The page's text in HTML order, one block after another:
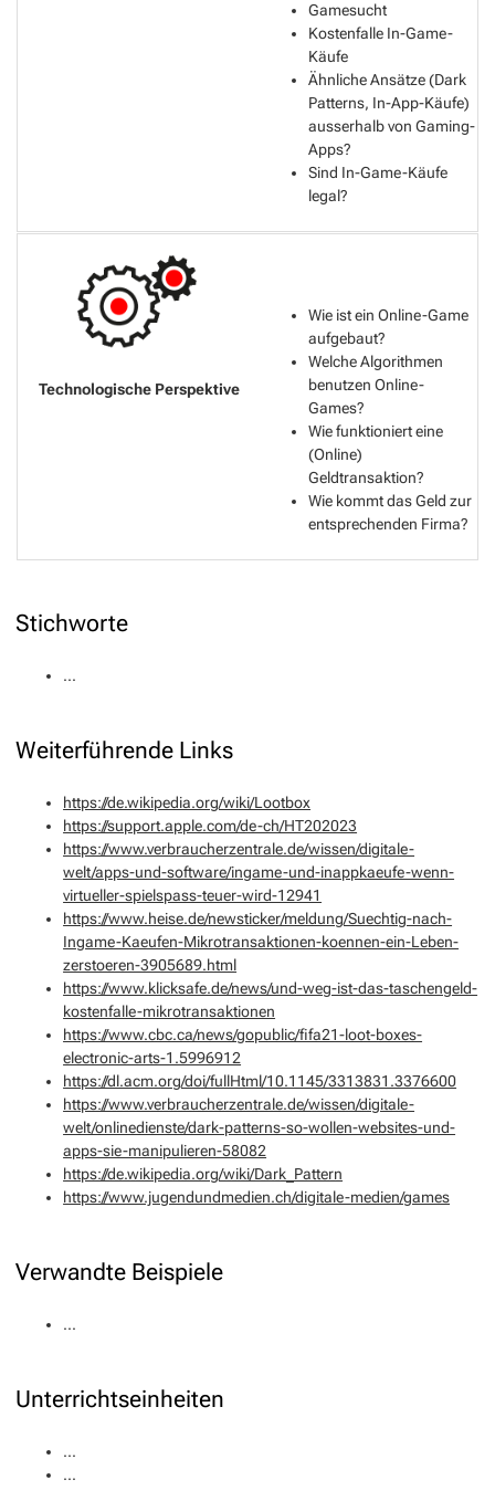
Gamesucht
Kostenfalle In-Game-
Käufe
Ähnliche Ansätze (Dark
Patterns, In-App-Käufe)
ausserhalb von Gaming-
Apps?
Sind In-Game-Käufe
legal?
Wie ist ein Online-Game
aufgebaut?
Welche Algorithmen
benutzen Online-
Games?
Wie funktioniert eine
(Online)
Geldtransaktion?
Wie kommt das Geld zur
entsprechenden Firma?
Stichworte
...
Weiterführende Links
https://de.wikipedia.org/wiki/Lootbox
https://support.apple.com/de-ch/HT202023
https://www.verbraucherzentrale.de/wissen/digitale-
welt/apps-und-software/ingame-und-inappkaeufe-wenn-
virtueller-spielspass-teuer-wird-12941
https://www.heise.de/newsticker/meldung/Suechtig-nach-
Ingame-Kaeufen-Mikrotransaktionen-koennen-ein-Leben-
zerstoeren-3905689.html
https://www.klicksafe.de/news/und-weg-ist-das-taschengeld-
kostenfalle-mikrotransaktionen
https://www.cbc.ca/news/gopublic/fifa21-loot-boxes-
electronic-arts-1.5996912
https://dl.acm.org/doi/fullHtml/10.1145/3313831.3376600
https://www.verbraucherzentrale.de/wissen/digitale-
welt/onlinedienste/dark-patterns-so-wollen-websites-und-
apps-sie-manipulieren-58082
https://de.wikipedia.org/wiki/Dark_Pattern
https://www.jugendundmedien.ch/digitale-medien/games
Verwandte Beispiele
...
Unterrichtseinheiten
...
...